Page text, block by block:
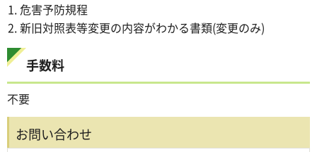
危害予防規程
新旧対照表等変更の内容がわかる書類(変更のみ)
手数料
不要
お問い合わせ